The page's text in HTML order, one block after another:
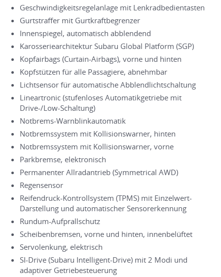
Geschwindigkeitsregelanlage mit Lenkradbedientasten
Gurtstraffer mit Gurtkraftbegrenzer
Innenspiegel, automatisch abblendend
Karosseriearchitektur Subaru Global Platform (SGP)
Kopfairbags (Curtain-Airbags), vorne und hinten
Kopfstützen für alle Passagiere, abnehmbar
Lichtsensor für automatische Abblendlichtschaltung
Lineartronic (stufenloses Automatikgetriebe mit
Drive-/Low-Schaltung)
Notbrems-Warnblinkautomatik
Notbremssystem mit Kollisionswarner, hinten
Notbremssystem mit Kollisionswarner, vorne
Parkbremse, elektronisch
Permanenter Allradantrieb (Symmetrical AWD)
Regensensor
Reifendruck-Kontrollsystem (TPMS) mit Einzelwert-
Darstellung und automatischer Sensorerkennung
Rundum-Aufprallschutz
Scheibenbremsen, vorne und hinten, innenbelüftet
Servolenkung, elektrisch
SI-Drive (Subaru Intelligent-Drive) mit 2 Modi und
adaptiver Getriebesteuerung